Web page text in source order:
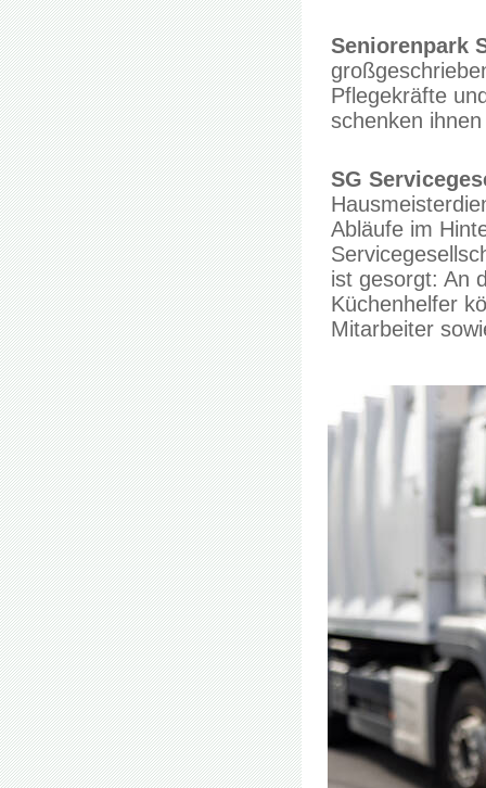
Seniorenpark
Pflegekräfte
schenken
SG
Abläufe im
ist gesorgt: An
Küchenhelfer
Mitarbeiter